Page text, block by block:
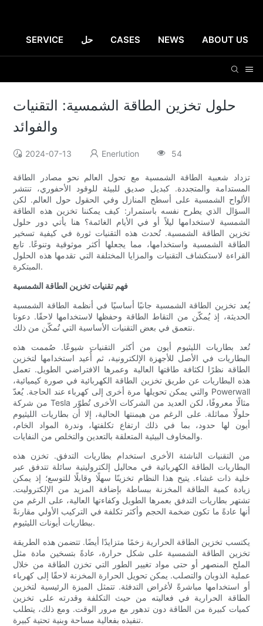
SERVICE حل CASES NEWS ABOUT US
حلول تخزين الطاقة الشمسية: التقنيات
والفوائد
2024-07-13 Enerlution 54
تزداد شعبية الطاقة الشمسية مع تحول العالم نحو مصادر الطاقة
المستدامة والمتجددة. كبديل صديق للبيئة للوقود الأحفوري، تنتشر
الألواح الشمسية على أسطح المنازل وفي الحقول حول العالم. لكن
السؤال الذي يطرح نفسه باستمرار: كيف يمكننا تخزين هذه الطاقة
الشمسية لاستخدامها ليلاً أو في الأيام الغائمة؟ هنا يأتي دور حلول
تخزين الطاقة الشمسية. تُحدث هذه التقنيات ثورة في كيفية تسخير
الطاقة الشمسية واستخدامها، مما يجعلها أكثر موثوقية وتنوعًا. تابع
القراءة لاستكشاف التقنيات والمزايا المختلفة التي تقدمها هذه الحلول
المبتكرة.
فهم تقنيات تخزين الطاقة الشمسية
يُعد تخزين الطاقة الشمسية جانبًا أساسيًا في أنظمة الطاقة الشمسية
الحديثة، إذ يُمكّن من التقاط الطاقة وحفظها لاستخدامها لاحقًا. دعونا
نتعمق في بعض التقنيات الأساسية التي تُمكّن من ذلك.
تُعد بطاريات الليثيوم أيون من أكثر التقنيات شيوعًا. صُممت هذه
البطاريات في الأصل للأجهزة الإلكترونية، ثم أُعيد استخدامها لتخزين
الطاقة نظرًا لكثافة طاقتها العالية وعمرها الافتراضي الطويل. تعمل
هذه البطاريات عن طريق تخزين الطاقة الكهربائية في صورة كيميائية،
والتي يمكن تحويلها مرة أخرى إلى كهرباء عند الحاجة. يُعدّ Powerwall
من شركة Tesla مثالًا معروفًا، لكن العديد من الشركات الأخرى تُطوّر
حلولًا مماثلة. على الرغم من هيمنتها الحالية، إلا أن بطاريات الليثيوم
أيون لها حدود، بما في ذلك ارتفاع تكلفتها، وندرة المواد الخام،
والمخاوف البيئية المتعلقة بالتعدين والتخلص من النفايات.
من التقنيات الناشئة الأخرى استخدام بطاريات التدفق. تخزن هذه
البطاريات الطاقة الكهربائية في محاليل إلكتروليتية سائلة تتدفق عبر
خلية ذات غشاء. يتيح هذا النظام تخزينًا سهلًا وقابلًا للتوسع؛ إذ يمكن
زيادة كمية الطاقة المخزنة ببساطة بإضافة المزيد من الإلكتروليت.
تشتهر بطاريات التدفق بعمرها الطويل وكفاءتها العالية، على الرغم من
أنها عادةً ما تكون ضخمة الحجم وأكثر تكلفة في التركيب الأولي مقارنةً
ببطاريات أيونات الليثيوم.
يكتسب تخزين الطاقة الحرارية زخمًا متزايدًا أيضًا. تتضمن هذه الطريقة
تخزين الطاقة الشمسية على شكل حرارة، عادةً بتسخين مادة مثل
الملح المنصهر أو حتى مواد تغيير الطور التي تخزن الطاقة من خلال
عملية الذوبان والتصلب. يمكن تحويل الحرارة المخزنة لاحقًا إلى كهرباء
أو استخدامها مباشرةً لأغراض التدفئة. تتمثل الميزة الرئيسية لتخزين
الطاقة الحرارية في فعاليته من حيث التكلفة وقدرته على تخزين
كميات كبيرة من الطاقة دون تدهور مع مرور الوقت. ومع ذلك، يتطلب
تنفيذه بفعالية مساحة وبنية تحتية كبيرة.